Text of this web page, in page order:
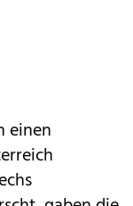
einen